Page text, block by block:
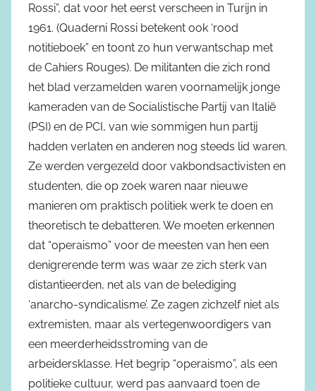
Rossi”, dat voor het eerst verscheen in Turijn in
1961. (Quaderni Rossi betekent ook ‘rood
notitieboek” en toont zo hun verwantschap met
de Cahiers Rouges). De militanten die zich rond
het blad verzamelden waren voornamelijk jonge
kameraden van de Socialistische Partij van Italië
(PSI) en de PCI, van wie sommigen hun partij
hadden verlaten en anderen nog steeds lid waren.
Ze werden vergezeld door vakbondsactivisten en
studenten, die op zoek waren naar nieuwe
manieren om praktisch politiek werk te doen en
theoretisch te debatteren. We moeten erkennen
dat “operaismo” voor de meesten van hen een
denigrerende term was waar ze zich sterk van
distantieerden, net als van de belediging
‘anarcho-syndicalisme’. Ze zagen zichzelf niet als
extremisten, maar als vertegenwoordigers van
een meerderheidsstroming van de
arbeidersklasse. Het begrip “operaismo”, als een
politieke cultuur, werd pas aanvaard toen de